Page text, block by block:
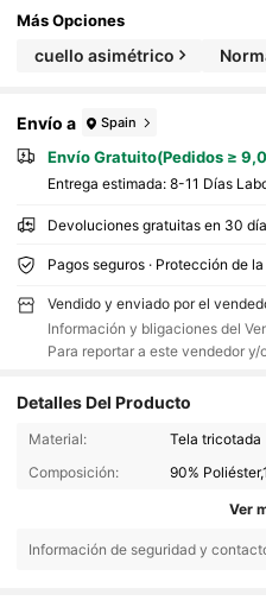
Más Opciones
cuello asimétrico
Envío a Spain
Envío Gratuito(Pedidos ≥
Entrega estimada: 8-11 Días
Devoluciones gratuitas en 30
Pagos seguros · Protección de
Vendido y enviado por el
Información y bligaciones del
Para reportar a este vendedor y/
Detalles Del Producto
Material:
Tela tricotada
Composición:
90%
Ver
Información de seguridad y